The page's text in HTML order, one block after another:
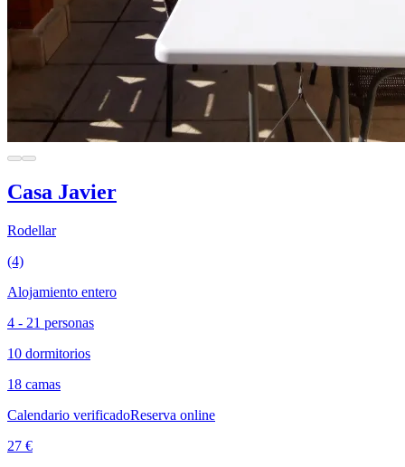
Casa Javier
Rodellar
(4)
Alojamiento entero
4 - 21 personas
10 dormitorios
18 camas
Calendario verificadoReserva online
27 €